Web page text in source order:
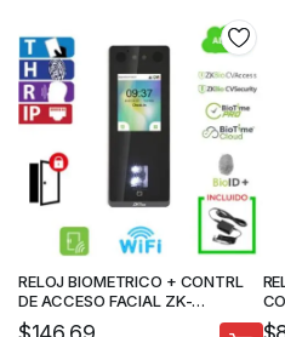
RELOJ BIOMETRICO + CONTRL
DE ACCESO FACIAL ZK-
SENSEFACE-3A